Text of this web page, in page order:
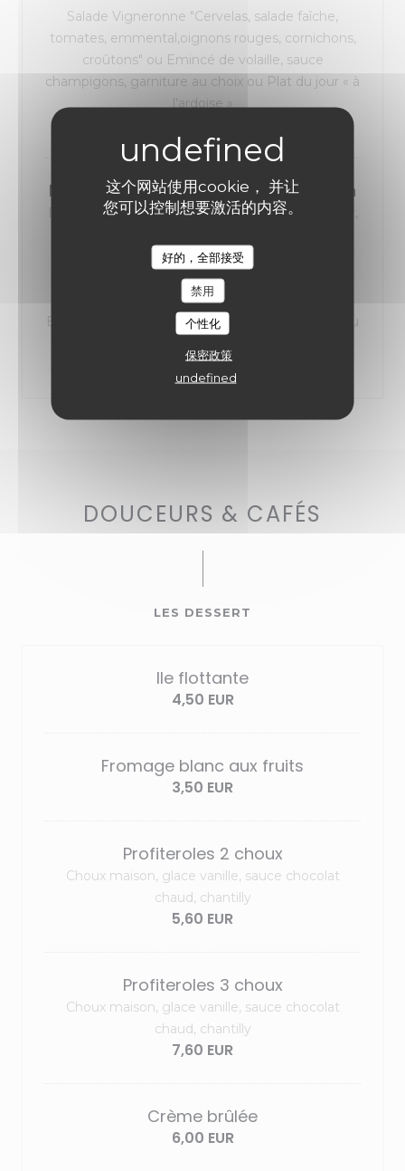
这个网站使用cookie， 并让
您可以控制想要激活的内容。
好的，全部接受
禁用
个性化
保密政策
undefined
Salade Vigneronne "Cervelas, salade faîche,
tomates, emmental,oignons rouges, cornichons,
croûtons" ou Emincé de volaille, sauce
champigons, garniture au choix ou Plat du jour « à
l’ardoise »
MENU ENFANT Plat + Dessert + Boisson
Burger Pain Bretzel, steak haché, sauce cheddar,
colin, frites Poulet pané Frites ou haricots
Jambon-frites + 2 boules de glace ou petite
profiterole ou marshmallow sauce choco +
Boisson 18 cl : Sirop à l’eau ou Diabolo ou Coca ou
9,00 EUR
DOUCEURS & CAFÉS
LES DESSERT
Ile flottante
4,50 EUR
Fromage blanc aux fruits
3,50 EUR
Profiteroles 2 choux
Choux maison, glace vanille, sauce chocolat
chaud, chantilly
5,60 EUR
Profiteroles 3 choux
Choux maison, glace vanille, sauce chocolat
chaud, chantilly
7,60 EUR
Crème brûlée
6,00 EUR